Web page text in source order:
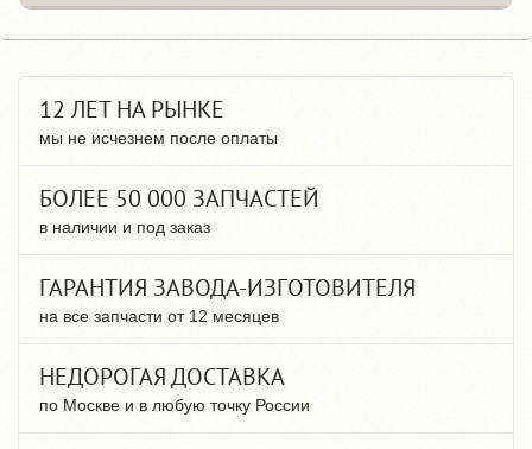
12 ЛЕТ НА РЫНКЕ
мы не исчезнем после оплаты
БОЛЕЕ 50 000 ЗАПЧАСТЕЙ
в наличии и под заказ
ГАРАНТИЯ ЗАВОДА-ИЗГОТОВИТЕЛЯ
на все запчасти от 12 месяцев
НЕДОРОГАЯ ДОСТАВКА
по Москве и в любую точку России